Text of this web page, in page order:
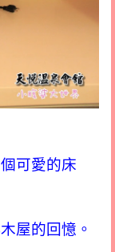
可愛的床
屋的回憶。